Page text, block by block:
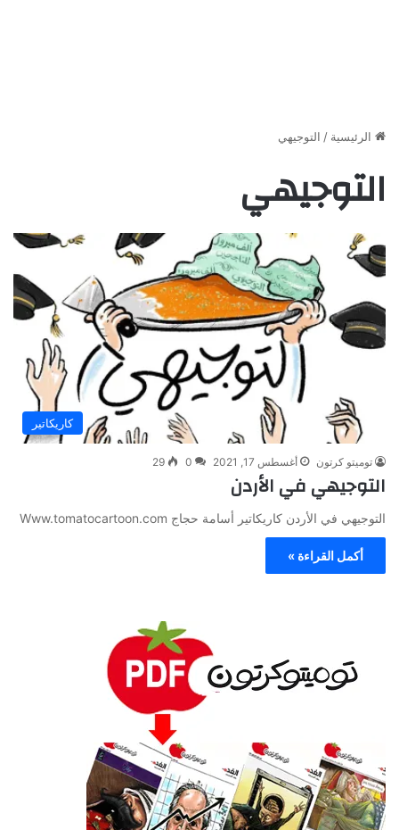
الرئيسية / التوجيهي
التوجيهي
كاريكاتير
توميتو كرتون أغسطس 17, 2021 0
29
التوجيهي في الأردن
التوجيهي في الأردن كاريكاتير أسامة حجاج Www.tomatocartoon.com
أكمل القراءة »